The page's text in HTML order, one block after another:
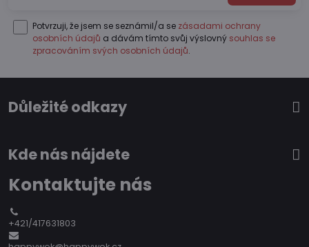
Potvrzuji, že jsem se seznámil/a se zásadami ochrany
osobních údajů a dávám tímto svůj výslovný souhlas se
zpracováním svých osobních údajů.
Důležité odkazy
Kde nás nájdete
Kontaktujte nás
+421/417631803